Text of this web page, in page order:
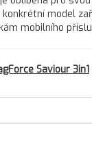
model
mobilního
Saviour 3in1